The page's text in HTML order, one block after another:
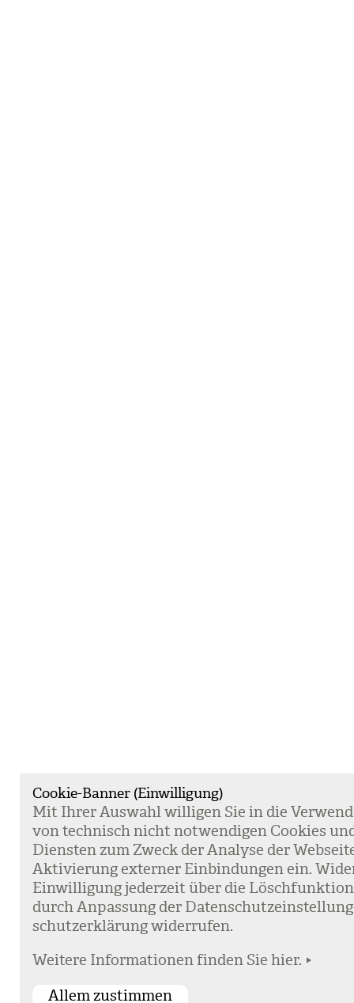
Cookie-Banner (Einwilligung)
Mit Ihrer Aus­wahl wil­li­gen Sie in die
von tech­nisch nicht not­wen­di­gen Coo­kies
Diens­ten zum Zweck der Ana­lyse der
Akti­vie­rung exter­ner Ein­bin­dun­gen ein.
Ein­wil­li­gung jeder­zeit über die
durch Anpas­sung der
schutz­er­klä­rung wider­ru­fen.
Weitere Informationen finden Sie hier.